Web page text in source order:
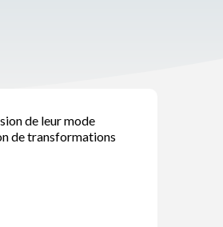
de leur mode
de transformations